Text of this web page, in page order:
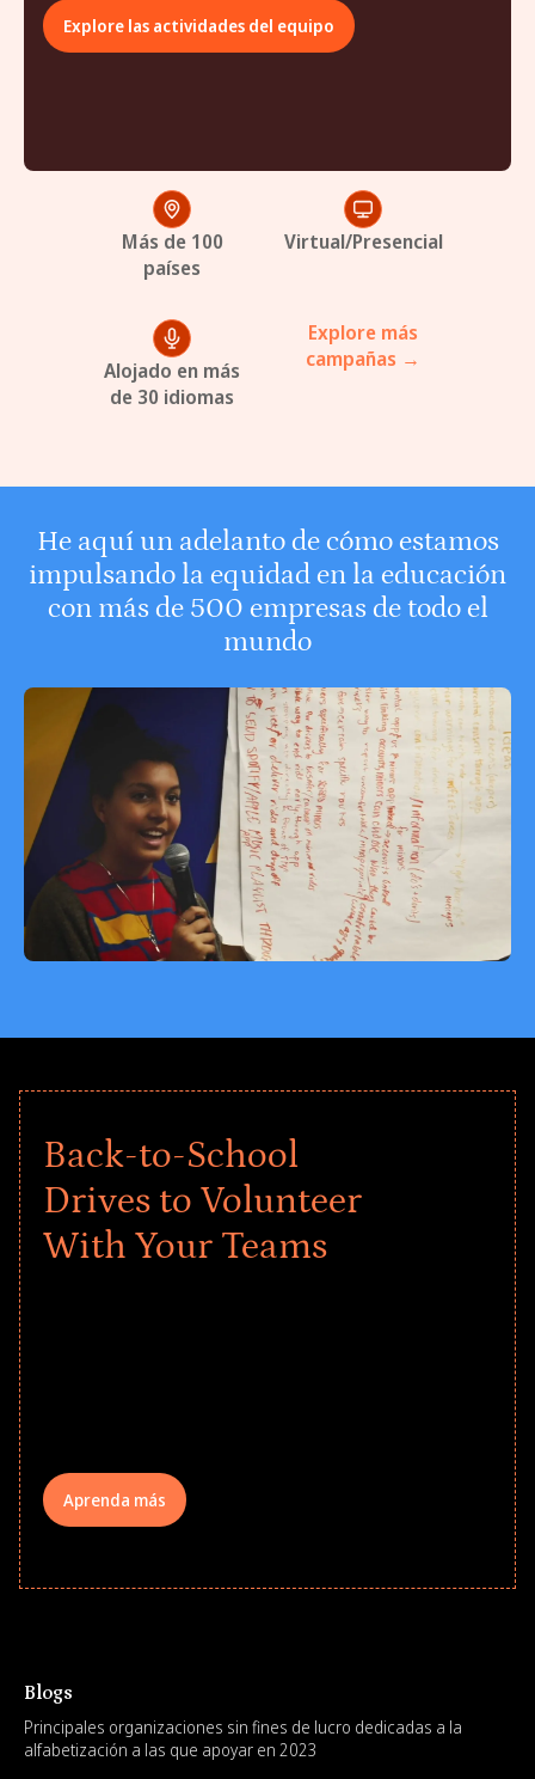
Explore las actividades del equipo
Más de 100
países
Virtual/Presencial
Alojado en más
de 30 idiomas
Explore más
campañas →
He aquí un adelanto de cómo estamos
impulsando la equidad en la educación
con más de 500 empresas de todo el
mundo
Back-to-School
Drives to Volunteer
With Your Teams
Aprenda más
Blogs
Principales organizaciones sin fines de lucro dedicadas a la
alfabetización a las que apoyar en 2023